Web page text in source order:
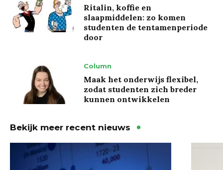
Ritalin, koffie en
slaapmiddelen: zo komen
studenten de tentamenperiode
door
Column
Maak het onderwijs flexibel,
zodat studenten zich breder
kunnen ontwikkelen
Bekijk meer recent nieuws